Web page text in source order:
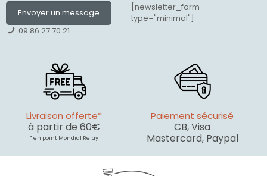
Envoyer un message
09 86 27 70 21
[newsletter_form
type="minimal"]
Livraison offerte*
à partir de 60€
* en point Mondial Relay
Paiement sécurisé
CB, Visa
Mastercard, Paypal